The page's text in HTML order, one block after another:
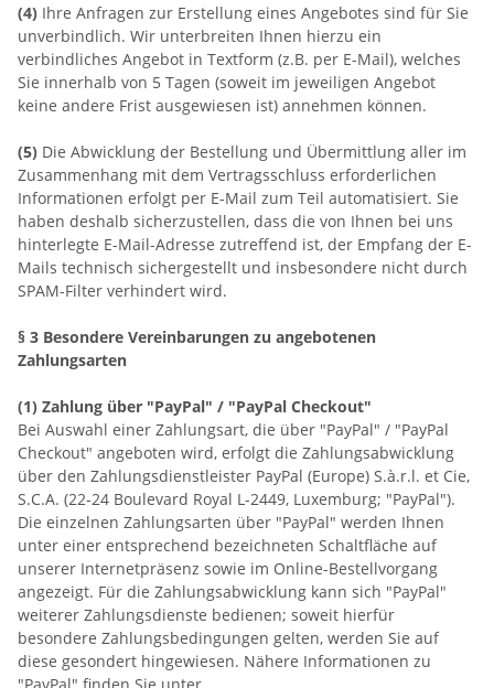
(4) Ihre Anfragen zur Erstellung eines Angebotes sind für Sie
unverbindlich. Wir unterbreiten Ihnen hierzu ein
verbindliches Angebot in Textform (z.B. per E-Mail), welches
Sie innerhalb von 5 Tagen (soweit im jeweiligen Angebot
keine andere Frist ausgewiesen ist) annehmen können.
(5) Die Abwicklung der Bestellung und Übermittlung aller im
Zusammenhang mit dem Vertragsschluss erforderlichen
Informationen erfolgt per E-Mail zum Teil automatisiert. Sie
haben deshalb sicherzustellen, dass die von Ihnen bei uns
hinterlegte E-Mail-Adresse zutreffend ist, der Empfang der E-
Mails technisch sichergestellt und insbesondere nicht durch
SPAM-Filter verhindert wird.
§ 3 Besondere Vereinbarungen zu angebotenen
Zahlungsarten
(1) Zahlung über "PayPal" / "PayPal Checkout"
Bei Auswahl einer Zahlungsart, die über "PayPal" / "PayPal
Checkout" angeboten wird, erfolgt die Zahlungsabwicklung
über den Zahlungsdienstleister PayPal (Europe) S.à.r.l. et Cie,
S.C.A. (22-24 Boulevard Royal L-2449, Luxemburg; "PayPal").
Die einzelnen Zahlungsarten über "PayPal" werden Ihnen
unter einer entsprechend bezeichneten Schaltfläche auf
unserer Internetpräsenz sowie im Online-Bestellvorgang
angezeigt. Für die Zahlungsabwicklung kann sich "PayPal"
weiterer Zahlungsdienste bedienen; soweit hierfür
besondere Zahlungsbedingungen gelten, werden Sie auf
diese gesondert hingewiesen. Nähere Informationen zu